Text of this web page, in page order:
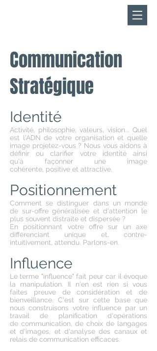
Communication
Stratégique
Identité
Activité, philosophie, valeurs, vision... Quel
est l'ADN de votre organisation et quelle
image projetez-vous ? Nous vous aidons à
définir ou clarifier votre identité ainsi
qu'à façonner une image
cohérente, positive et attractive.
Positionnement
Comment se distinguer dans un monde
de sur-offre généralisée et d'attention le
plus souvent distraite et dispersée ?
En positionnant votre offre sur un axe
différenciant unique et, contre-
intuitivement, attendu. Parlons-en.
Influence
Le terme "influence" fait peur car il évoque
la manipulation. Il n'en est rien si vous
faites preuve de considération et de
bienveillance. C'est sur cette base que
nous construisons votre influence par un
travail de planification d'opérations
de communication, de choix de langages
et d'images, et d'analyse des canaux et
relais de communication efficaces.